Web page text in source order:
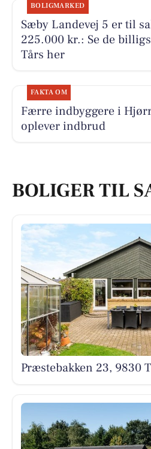
BOLIGMARKED
Sæby Landevej 5 er til
225.000 kr.: Se de
Tårs her
FAKTA OM
Færre indbyggere i
oplever indbrud
BOLIGER TIL
Præstebakken 23, 9830